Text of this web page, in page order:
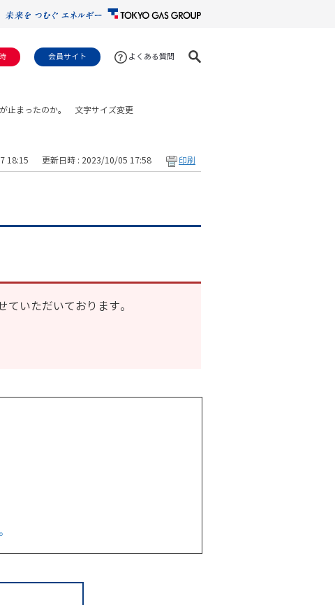
会員サイト よくある質問
文字サイズ変更
止まったのか。
18:15 更新日時 : 2023/10/05 17:58 印刷
いただいております。